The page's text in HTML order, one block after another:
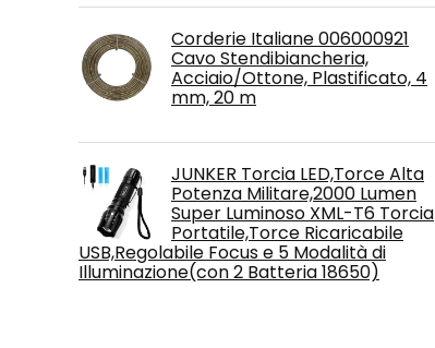
Corderie Italiane 006000921
Cavo Stendibiancheria,
Acciaio/Ottone, Plastificato, 4
mm, 20 m
JUNKER Torcia LED,Torce Alta
Potenza Militare,2000 Lumen
Super Luminoso XML-T6 Torcia
Portatile,Torce Ricaricabile
USB,Regolabile Focus e 5 Modalità di
Illuminazione(con 2 Batteria 18650)